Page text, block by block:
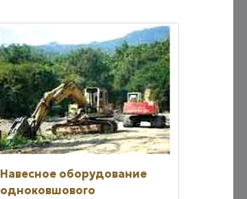
Навесное оборудование
одноковшового